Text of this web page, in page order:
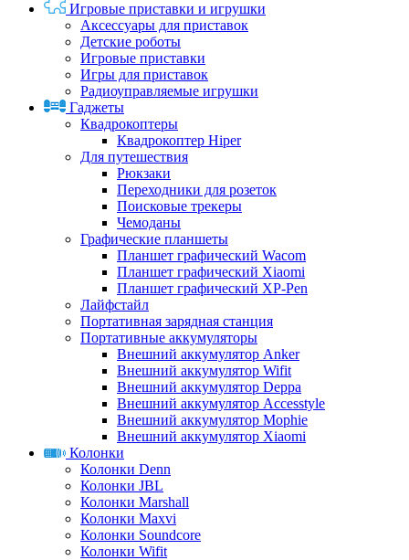
Игровые приставки и игрушки
Аксессуары для приставок
Детские роботы
Игровые приставки
Игры для приставок
Радиоуправляемые игрушки
Гаджеты
Квадрокоптеры
Квадрокоптер Hiper
Для путешествия
Рюкзаки
Переходники для розеток
Поисковые трекеры
Чемоданы
Графические планшеты
Планшет графический Wacom
Планшет графический Xiaomi
Планшет графический XP-Pen
Лайфстайл
Портативная зарядная станция
Портативные аккумуляторы
Внешний аккумулятор Anker
Внешний аккумулятор Wifit
Внешний аккумулятор Deppa
Внешний аккумулятор Accesstyle
Внешний аккумулятор Mophie
Внешний аккумулятор Xiaomi
Колонки
Колонки Denn
Колонки JBL
Колонки Marshall
Колонки Maxvi
Колонки Soundcore
Колонки Wifit